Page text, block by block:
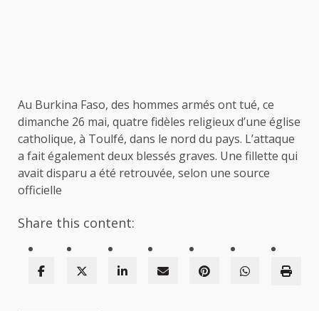
Au Burkina Faso, des hommes armés ont tué, ce
dimanche 26 mai, quatre fidèles religieux d’une église
catholique, à Toulfé, dans le nord du pays. L’attaque
a fait également deux blessés graves. Une fillette qui
avait disparu a été retrouvée, selon une source
officielle
Share this content: